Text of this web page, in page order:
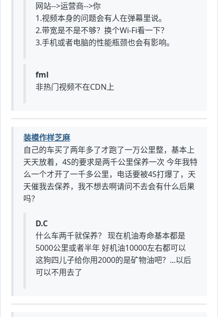
网站-->运营商-->你
1.视频本身的问题会有人在弹幕里说。
2.带宽是不是不够？换个Wi-Fi看一下？
3.手机或者电脑的性能瓶颈也会有影响。
fml
非热门视频不在CDN上
装模作样芝麻
自己的车买了两年多了才跑了一万公里整，基本上
天天放着，4S的要求是两千公里保养一次 今年我特
么一个才开了一千多公里，电话要被4S打爆了，天
天催我去保养，我不想去啊请问不去会有什么后果
吗？
D.C
什么车两千就保养？ 现在机油寿命基本都是
5000公里或者半年 好机油10000左右都可以
这狗四儿子给你用2000的是矿物油吧？...以后
可以不用去了